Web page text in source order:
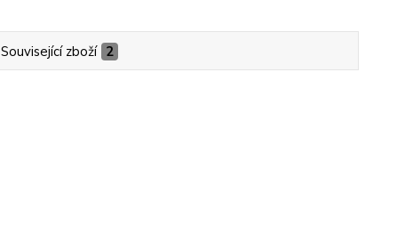
Související zboží 2